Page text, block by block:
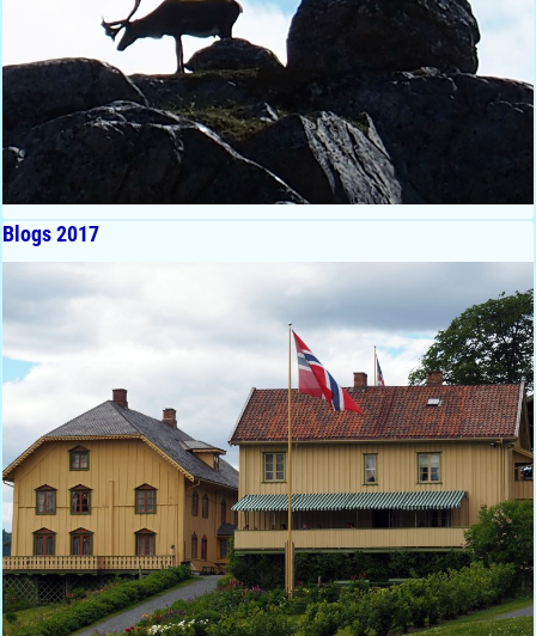
Blogs 2017